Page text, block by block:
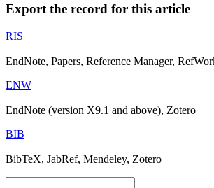
Export the record for this article
RIS
EndNote, Papers, Reference Manager,
ENW
EndNote (version X9.1 and above), Zotero
BIB
BibTeX, JabRef, Mendeley, Zotero